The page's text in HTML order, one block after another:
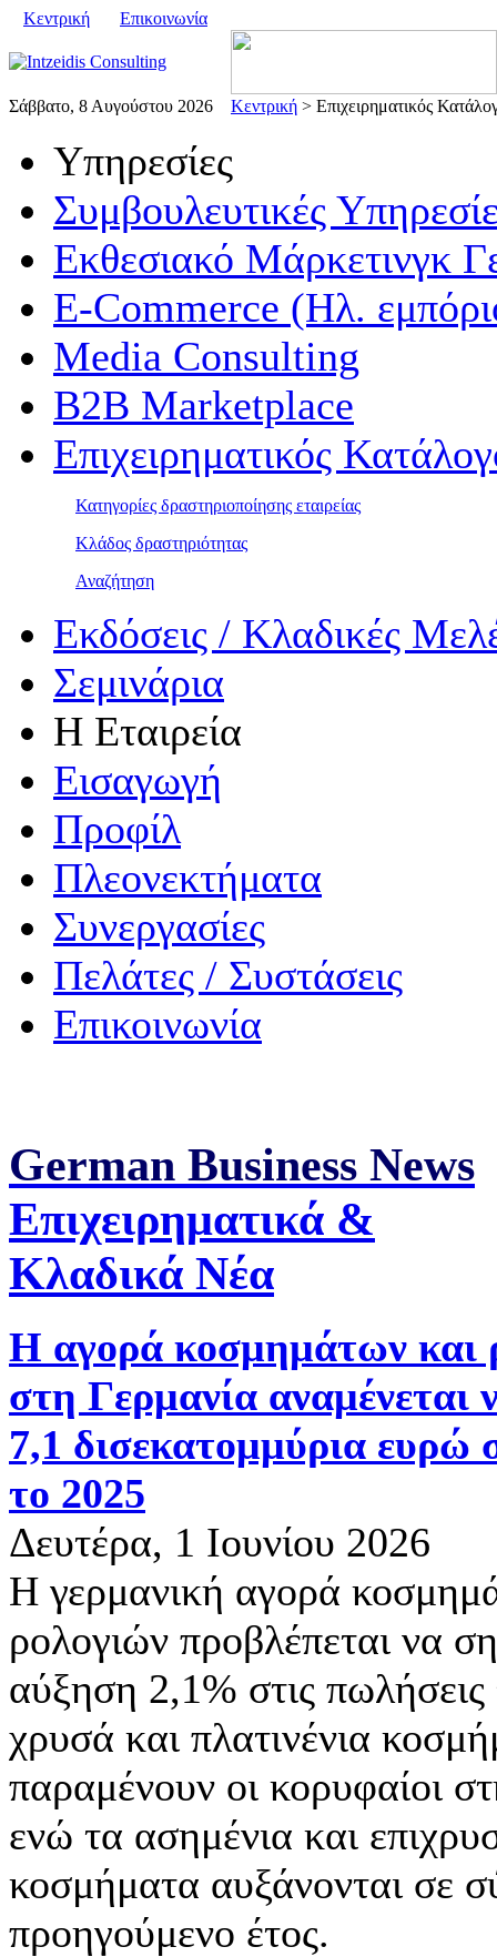
Κεντρική Επικοινωνία
Σάββατο, 8 Αυγούστου 2026 Κεντρική > Επιχειρηματικός
Υπηρεσίες
Συμβουλευτικές
Εκθεσιακό Μάρκετινγκ
E-Commerce (Ηλ.
Media Consulting
B2B Marketplace
Επιχειρηματικός
Κατηγορίες δραστηριοποίησης εταιρείας
Κλάδος δραστηριότητας
Αναζήτηση
Εκδόσεις / Κλαδικές
Σεμινάρια
Η Εταιρεία
Εισαγωγή
Προφίλ
Πλεονεκτήματα
Συνεργασίες
Πελάτες / Συστάσεις
Επικοινωνία
German Business News
Επιχειρηματικά &
Κλαδικά Νέα
Η αγορά κοσμημάτων και
στη Γερμανία αναμένεται
7,1 δισεκατομμύρια ευρώ
το 2025
Δευτέρα, 1 Ιουνίου 2026
Η γερμανική αγορά
ρολογιών προβλέπεται να
αύξηση 2,1% στις
χρυσά και πλατινένια
παραμένουν οι κορυφαίοι
ενώ τα ασημένια και
κοσμήματα αυξάνονται σε
προηγούμενο έτος.